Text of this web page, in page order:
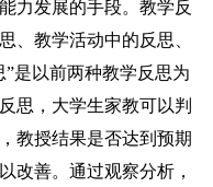
力发展的手段。教学反
、教学活动中的反思、
是以前两种教学反思为
思，大学生家教可以判
教授结果是否达到预期
改善。通过观察分析，